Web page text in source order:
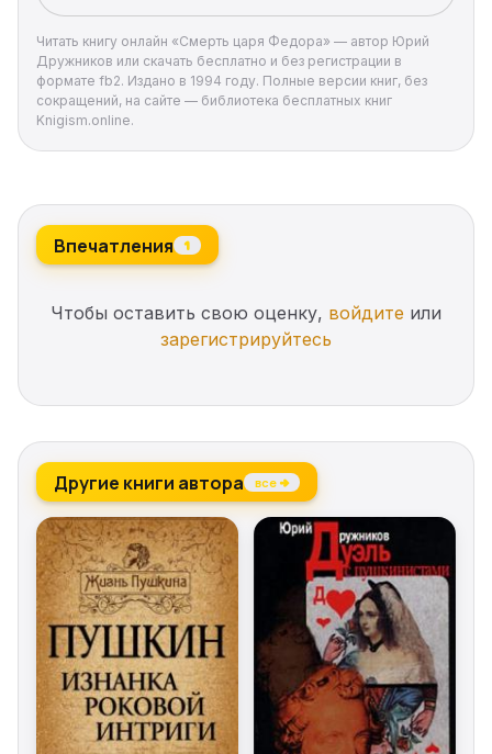
Читать книгу онлайн «Смерть царя Федора» — автор Юрий
Дружников или скачать бесплатно и без регистрации в
формате fb2. Издано в 1994 году. Полные версии книг, без
сокращений, на сайте — библиотека бесплатных книг
Knigism.online.
Впечатления 1
Чтобы оставить свою оценку, войдите или
зарегистрируйтесь
Другие книги автора все →